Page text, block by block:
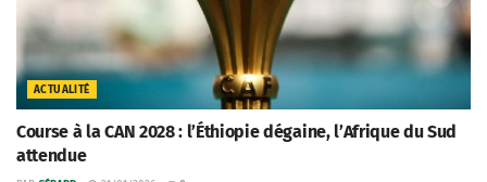
ACTUALITÉ
Course à la CAN 2028 : l’Éthiopie dégaine, l’Afrique du Sud
attendue